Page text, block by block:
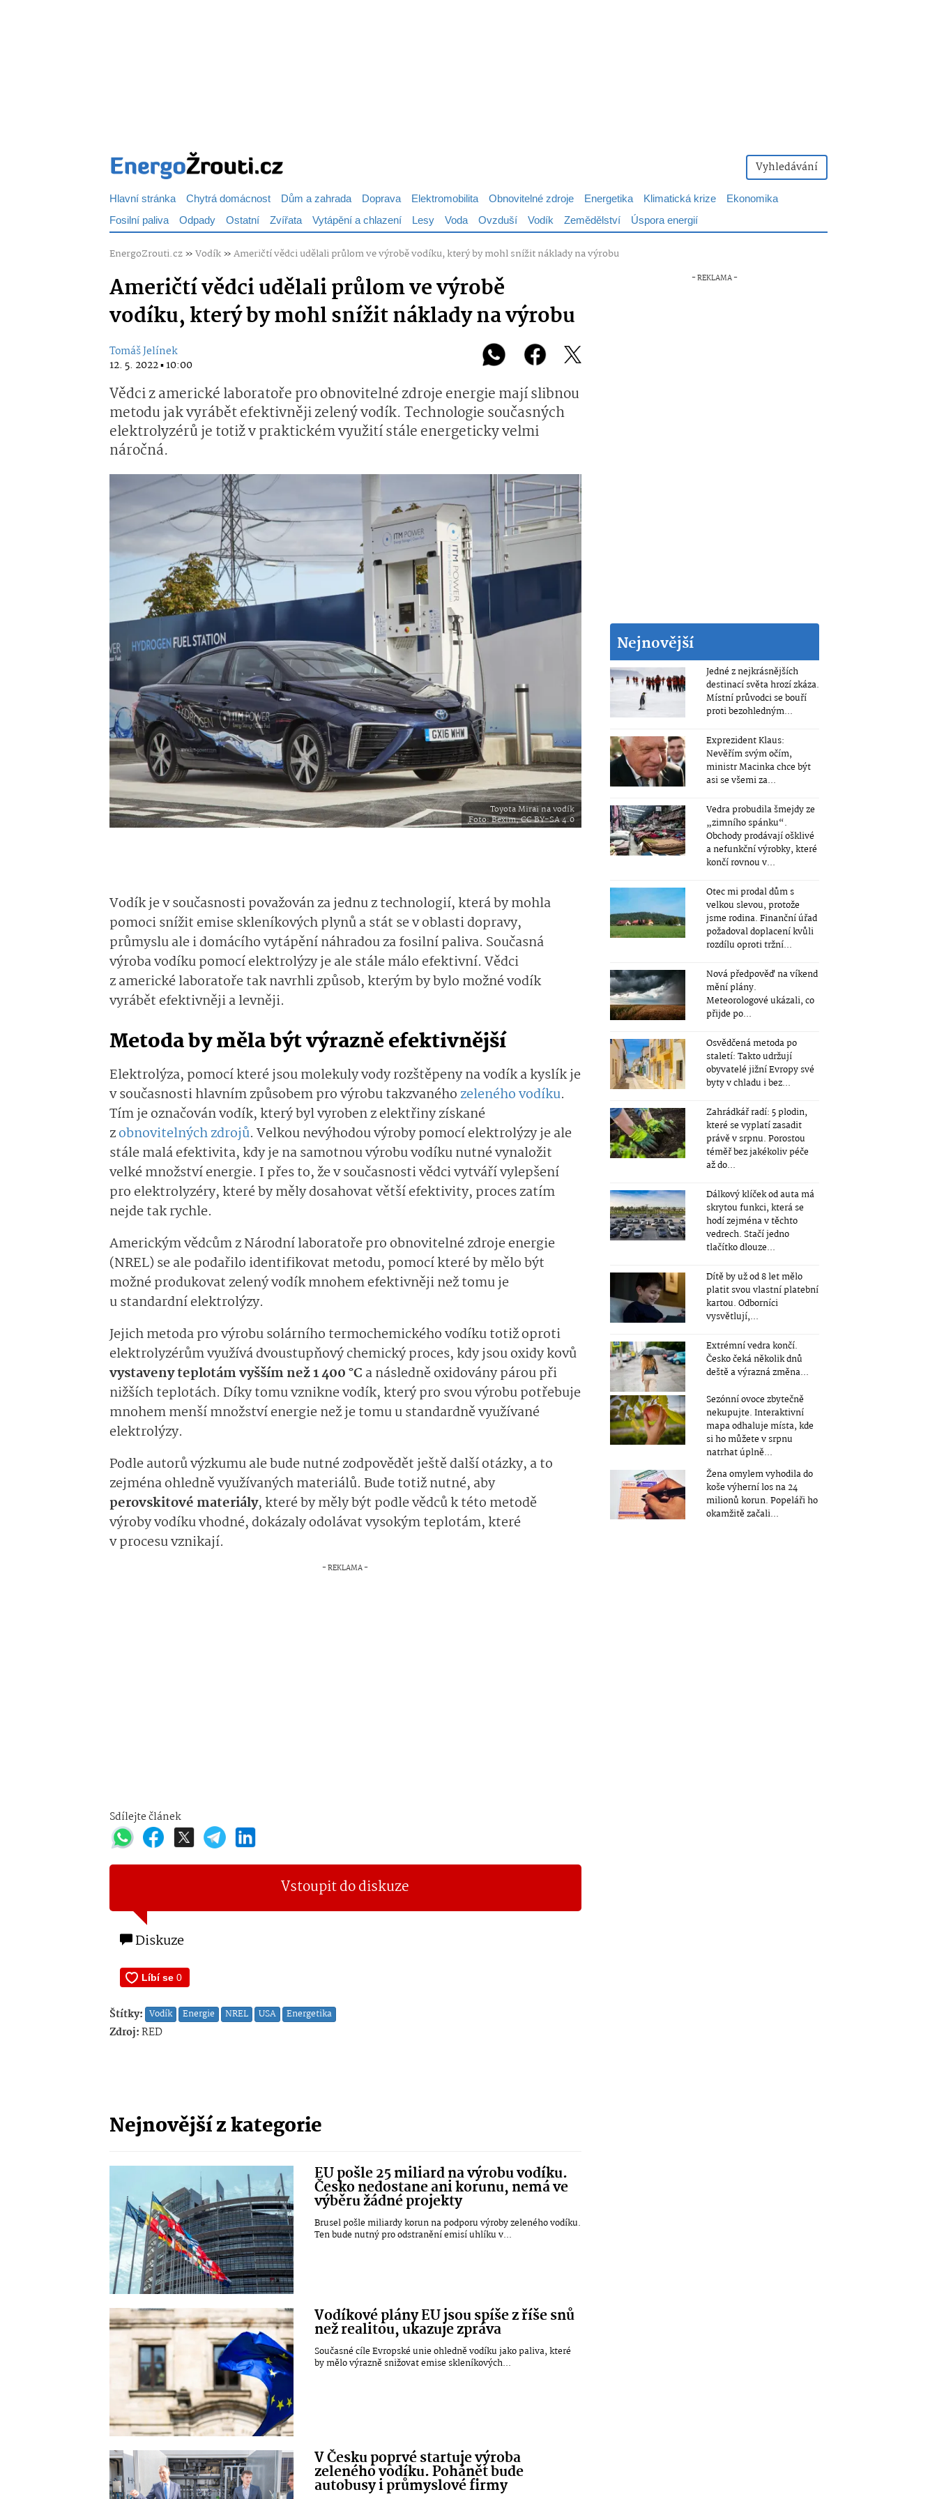
Vyhledávání
Hlavní stránka Chytrá domácnost Dům a zahrada Doprava Elektromobilita Obnovitelné zdroje Energetika Klimatická krize
Ekonomika
Fosilní paliva Odpady Ostatní Zvířata Vytápění a chlazení Lesy Voda Ovzduší Vodík Zemědělství Úspora energií
EnergoZrouti.cz»Vodík»Američtí vědci udělali průlom ve výrobě vodíku, který by mohl snížit náklady na výrobu
Američtí vědci udělali průlom ve výrobě
vodíku, který by mohl snížit náklady na výrobu
Tomáš Jelínek
12. 5. 2022 ▪ 10:00
Vědci z americké laboratoře pro obnovitelné zdroje energie mají slibnou
metodu jak vyrábět efektivněji zelený vodík. Technologie současných
elektrolyzérů je totiž v praktickém využití stále energeticky velmi
náročná.
Toyota Mirai na vodík
Foto: Bexim, CC BY-SA 4.0
Vodík je v současnosti považován za jednu z technologií, která by mohla
pomoci snížit emise skleníkových plynů a stát se v oblasti dopravy,
průmyslu ale i domácího vytápění náhradou za fosilní paliva. Současná
výroba vodíku pomocí elektrolýzy je ale stále málo efektivní. Vědci
z americké laboratoře tak navrhli způsob, kterým by bylo možné vodík
vyrábět efektivněji a levněji.
Metoda by měla být výrazně efektivnější
Elektrolýza, pomocí které jsou molekuly vody rozštěpeny na vodík a kyslík je
v současnosti hlavním způsobem pro výrobu takzvaného zeleného vodíku.
Tím je označován vodík, který byl vyroben z elektřiny získané
zobnovitelných zdrojů. Velkou nevýhodou výroby pomocí elektrolýzy je ale
stále malá efektivita, kdy je na samotnou výrobu vodíku nutné vynaložit
velké množství energie. I přes to, že v současnosti vědci vytváří vylepšení
pro elektrolyzéry, které by měly dosahovat větší efektivity, proces zatím
nejde tak rychle.
Americkým vědcům z Národní laboratoře pro obnovitelné zdroje energie
(NREL) se ale podařilo identifikovat metodu, pomocí které by mělo být
možné produkovat zelený vodík mnohem efektivněji než tomu je
u standardní elektrolýzy.
Jejich metoda pro výrobu solárního termochemického vodíku totiž oproti
elektrolyzérům využívá dvoustupňový chemický proces, kdy jsou oxidy kovů
vystaveny teplotám vyšším než 1 400 °C a následně oxidovány párou při
nižších teplotách. Díky tomu vznikne vodík, který pro svou výrobu potřebuje
mnohem menší množství energie než je tomu u standardně využívané
elektrolýzy.
Podle autorů výzkumu ale bude nutné zodpovědět ještě další otázky, a to
zejména ohledně využívaných materiálů. Bude totiž nutné, aby
perovskitové materiály, které by měly být podle vědců k této metodě
výroby vodíku vhodné, dokázaly odolávat vysokým teplotám, které
v procesu vznikají.
Sdílejte článek
Vstoupit do diskuze
Diskuze
Štítky: Vodík Energie NREL USA Energetika
Zdroj:RED
Nejnovější z kategorie
EU pošle 25 miliard na výrobu vodíku.
Česko nedostane ani korunu, nemá ve
výběru žádné projekty
Brusel pošle miliardy korun na podporu výroby zeleného vodíku.
Ten bude nutný pro odstranění emisí uhlíku v...
Vodíkové plány EU jsou spíše z říše snů
než realitou, ukazuje zpráva
Současné cíle Evropské unie ohledně vodíku jako paliva, které
by mělo výrazně snižovat emise skleníkových...
V Česku poprvé startuje výroba
zeleného vodíku. Pohánět bude
autobusy i průmyslové firmy
Nejnovější
Jedné z nejkrásnějších
destinací světa hrozí zkáza.
Místní průvodci se bouří
proti bezohledným...
Exprezident Klaus:
Nevěřím svým očím,
ministr Macinka chce být
asi se všemi za...
Vedra probudila šmejdy ze
„zimního spánku“.
Obchody prodávají ošklivé
a nefunkční výrobky, které
končí rovnou v...
Otec mi prodal dům s
velkou slevou, protože
jsme rodina. Finanční úřad
požadoval doplacení kvůli
rozdílu oproti tržní...
Nová předpověď na víkend
mění plány.
Meteorologové ukázali, co
přijde po...
Osvědčená metoda po
staletí: Takto udržují
obyvatelé jižní Evropy své
byty v chladu i bez...
Zahrádkář radí: 5 plodin,
které se vyplatí zasadit
právě v srpnu. Porostou
téměř bez jakékoliv péče
až do...
Dálkový klíček od auta má
skrytou funkci, která se
hodí zejména v těchto
vedrech. Stačí jedno
tlačítko dlouze...
Dítě by už od 8 let mělo
platit svou vlastní platební
kartou. Odborníci
vysvětlují,...
Extrémní vedra končí.
Česko čeká několik dnů
deště a výrazná změna...
Sezónní ovoce zbytečně
nekupujte. Interaktivní
mapa odhaluje místa, kde
si ho můžete v srpnu
natrhat úplně...
Žena omylem vyhodila do
koše výherní los na 24
milionů korun. Popeláři ho
okamžitě začali...